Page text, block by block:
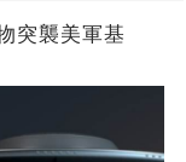
突襲美軍基